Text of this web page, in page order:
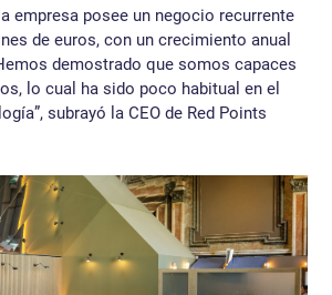
empresa posee un negocio recurrente
de euros, con un crecimiento anual
demostrado que somos capaces
lo cual ha sido poco habitual en el
subrayó la CEO de Red Points